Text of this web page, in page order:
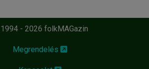
- 2026 folkMAGazin
Megrendelés